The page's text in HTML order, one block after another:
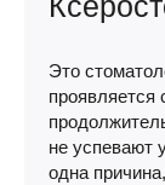
Это
проявляется
не успевают
одна